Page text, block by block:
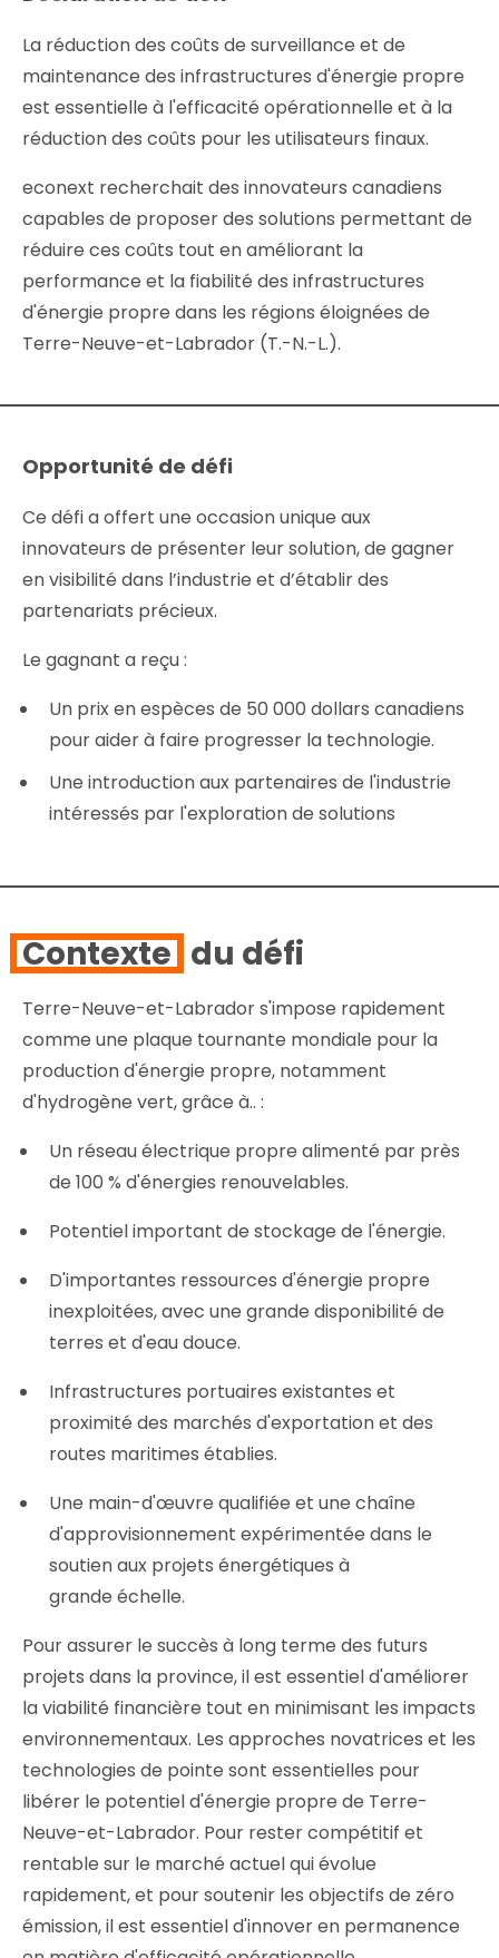
La réduction des coûts de surveillance et de
maintenance des infrastructures d'énergie propre
est essentielle à l'efficacité opérationnelle et à la
réduction des coûts pour les utilisateurs finaux.
econext recherchait des innovateurs canadiens
capables de proposer des solutions permettant de
réduire ces coûts tout en améliorant la
performance et la fiabilité des infrastructures
d'énergie propre dans les régions éloignées de
Terre-Neuve-et-Labrador (T.-N.-L.).
Opportunité de défi
Ce défi a offert une occasion unique aux
innovateurs de présenter leur solution, de gagner
en visibilité dans l’industrie et d’établir des
partenariats précieux.
Le gagnant a reçu :
Un prix en espèces de 50 000 dollars canadiens
pour aider à faire progresser la technologie.
Une introduction aux partenaires de l'industrie
intéressés par l'exploration de solutions
Contexte du défi
Terre-Neuve-et-Labrador s'impose rapidement
comme une plaque tournante mondiale pour la
production d'énergie propre, notamment
d'hydrogène vert, grâce à.. :
Un réseau électrique propre alimenté par près
de 100 % d'énergies renouvelables.
Potentiel important de stockage de l'énergie.
D'importantes ressources d'énergie propre
inexploitées, avec une grande disponibilité de
terres et d'eau douce.
Infrastructures portuaires existantes et
proximité des marchés d'exportation et des
routes maritimes établies.
Une main-d'œuvre qualifiée et une chaîne
d'approvisionnement expérimentée dans le
soutien aux projets énergétiques à
grande échelle.
Pour assurer le succès à long terme des futurs
projets dans la province, il est essentiel d'améliorer
la viabilité financière tout en minimisant les impacts
environnementaux. Les approches novatrices et les
technologies de pointe sont essentielles pour
libérer le potentiel d'énergie propre de Terre-
Neuve-et-Labrador. Pour rester compétitif et
rentable sur le marché actuel qui évolue
rapidement, et pour soutenir les objectifs de zéro
émission, il est essentiel d'innover en permanence